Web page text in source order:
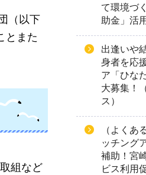
（以下
とまた
組など
て環境づ
助金」活
出逢いや
身者を応
ア「ひな
大募集！
ス）
（よくあ
ッチング
補助！宮
ビス利用